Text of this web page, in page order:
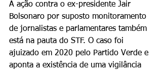
A ação contra o ex-presidente Jair
Bolsonaro por suposto monitoramento
de jornalistas e parlamentares também
está na pauta do STF. O caso foi
ajuizado em 2020 pelo Partido Verde e
aponta a existência de uma vigilância